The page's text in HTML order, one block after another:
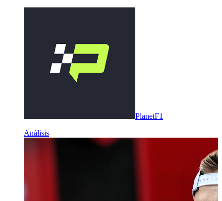
PlanetF1
Análisis